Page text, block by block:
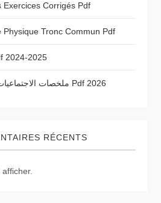
Corrigés Pdf
Physique Tronc Commun Pdf
2024-2025
ملخصات الاجتماعيات اولى باك علوم تجريبية Pdf 2026
RÉCENTS